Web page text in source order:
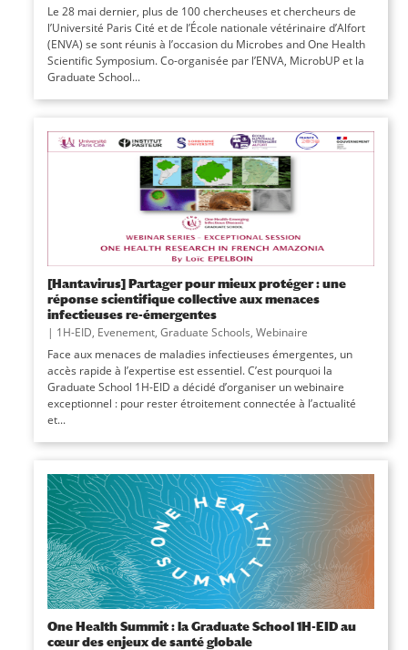
Le 28 mai dernier, plus de 100 chercheuses et chercheurs de
l’Université Paris Cité et de l’École nationale vétérinaire d’Alfort
(ENVA) se sont réunis à l’occasion du Microbes and One Health
Scientific Symposium. Co-organisée par l’ENVA, MicrobUP et la
Graduate School...
[Hantavirus] Partager pour mieux protéger : une
réponse scientifique collective aux menaces
infectieuses re-émergentes
| 1H-EID, Evenement, Graduate Schools, Webinaire
Face aux menaces de maladies infectieuses émergentes, un
accès rapide à l’expertise est essentiel. C’est pourquoi la
Graduate School 1H-EID a décidé d’organiser un webinaire
exceptionnel : pour rester étroitement connectée à l’actualité
et...
One Health Summit : la Graduate School 1H-EID au
cœur des enjeux de santé globale